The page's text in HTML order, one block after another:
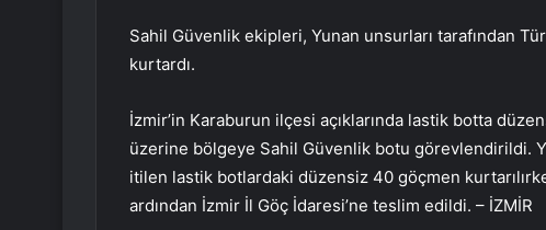
Sahil Güvenlik ekipleri, Yunan unsurları tarafından
kurtardı.
İzmir’in Karaburun ilçesi açıklarında lastik botta
üzerine bölgeye Sahil Güvenlik botu görevlendirildi.
itilen lastik botlardaki düzensiz 40 göçmen
ardından İzmir İl Göç İdaresi’ne teslim edildi. – İZMİR